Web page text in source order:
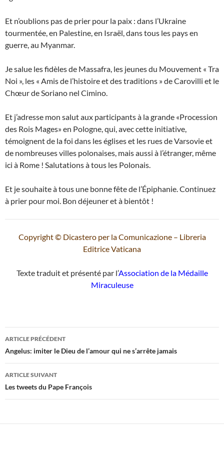
Et n’oublions pas de prier pour la paix : dans l’Ukraine
tourmentée, en Palestine, en Israël, dans tous les pays en
guerre, au Myanmar.
Je salue les fidèles de Massafra, les jeunes du Mouvement « Tra
Noi », les « Amis de l’histoire et des traditions » de Carovilli et le
Chœur de Soriano nel Cimino.
Et j’adresse mon salut aux participants à la grande «Procession
des Rois Mages» en Pologne, qui, avec cette initiative,
témoignent de la foi dans les églises et les rues de Varsovie et
de nombreuses villes polonaises, mais aussi à l’étranger, même
ici à Rome ! Salutations à tous les Polonais.
Et je souhaite à tous une bonne fête de l’Épiphanie. Continuez
à prier pour moi. Bon déjeuner et à bientôt !
Copyright © Dicastero per la Comunicazione – Libreria
Editrice Vaticana
Texte traduit et présenté par l’Association de la Médaille
Miraculeuse
Navigation
des
articles
ARTICLE PRÉCÉDENT
Angelus: imiter le Dieu de l’amour qui ne s’arrête jamais
ARTICLE SUIVANT
Les tweets du Pape François